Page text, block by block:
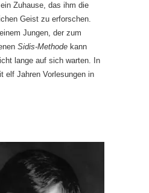
Zuhause, das ihm die
Geist zu erforschen.
Jungen, der zum
Sidis-Methode kann
lange auf sich warten. In
elf Jahren Vorlesungen in